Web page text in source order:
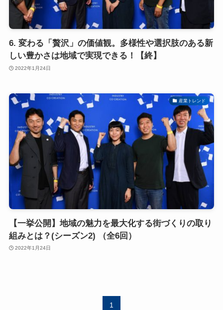
6. 変わる「贅沢」の価値観。多様性や選択肢のある新
しい豊かさは地域で実現できる！【終】
2022年1月24日
産業トレンド
【一挙公開】地域の魅力を最大化する街づくりの取り
組みとは？(シーズン2) （全6回）
2022年1月24日
1